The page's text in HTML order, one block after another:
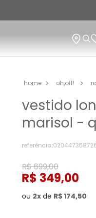
oh,off!
vestido
marisol -
referência:
R$699,00
R$ 349,00
ou 2 de R$174,50